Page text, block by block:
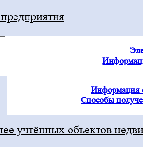
Информация
Способы
учтённых объектов